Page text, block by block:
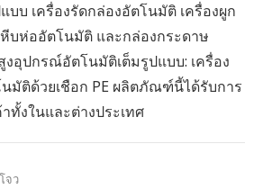
บบ เครื่องรัดกล่องอัตโนมัติ เครื่องผูก
บห่ออัตโนมัติ และกล่องกระดาษ
อุปกรณ์อัตโนมัติเต็มรูปแบบ: เครื่อง
มัติด้วยเชือก PE ผลิตภัณฑ์นี้ได้รับการ
ทั้งในและต่างประเทศ
จว